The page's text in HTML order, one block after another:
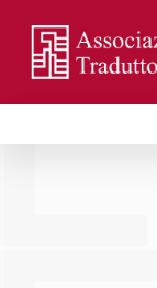
contenuto
principale
Sezioni